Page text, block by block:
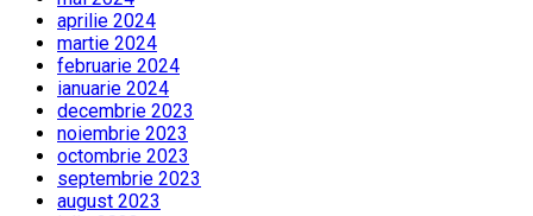
aprilie 2024
martie 2024
februarie 2024
ianuarie 2024
decembrie 2023
noiembrie 2023
octombrie 2023
septembrie 2023
august 2023